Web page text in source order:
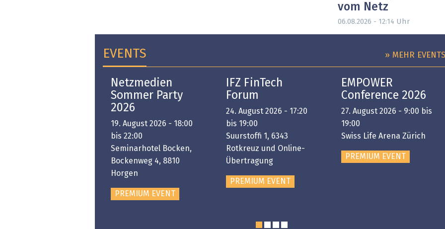
vom Netz
06.08.2026 - 12:14 Uhr
EVENTS » MEHR EVENTS
Netzmedien
Sommer Party
2026
19. August 2026 - 18:00
bis 22:00
Seminarhotel Bocken,
Bockenweg 4, 8810
Horgen
PREMIUM EVENT
IFZ FinTech
Forum
24. August 2026 - 17:20
bis 19:00
Suurstoffi 1, 6343
Rotkreuz und Online-
Übertragung
PREMIUM EVENT
EMPOWER
Conference 2026
27. August 2026 - 9:00 bis
19:00
Swiss Life Arena Zürich
PREMIUM EVENT